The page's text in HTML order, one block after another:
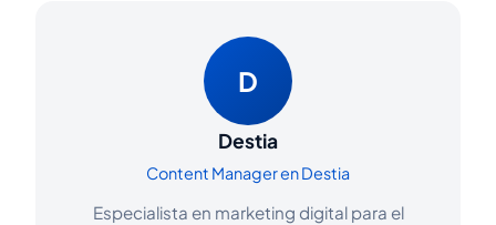
D
Destia
Content Manager en Destia
Especialista en marketing digital para el